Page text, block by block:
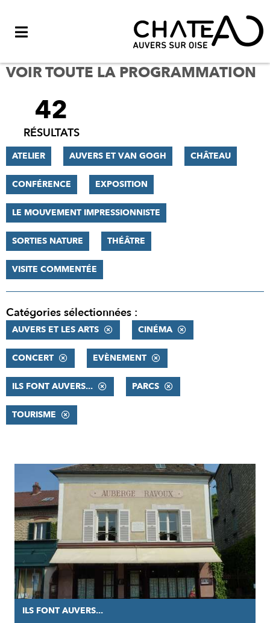
VOIR TOUTE LA PROGRAMMATION
FILTRER
RÉSULTATS
42
RÉSULTATS
ATELIER AUVERS ET VAN GOGH CHÂTEAU
CONFÉRENCE EXPOSITION
LE MOUVEMENT IMPRESSIONNISTE
SORTIES NATURE THÉÂTRE
VISITE COMMENTÉE
Catégories sélectionnées :
AUVERS ET LES ARTS CINÉMA
CONCERT EVÈNEMENT
ILS FONT AUVERS... PARCS
TOURISME
RÉSULTATS
ILS FONT AUVERS...